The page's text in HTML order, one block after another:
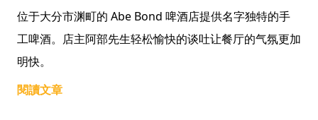
位于大分市渊町的 Abe Bond 啤酒店提供名字独特的手
工啤酒。店主阿部先生轻松愉快的谈吐让餐厅的气氛更加
明快。
閱讀文章